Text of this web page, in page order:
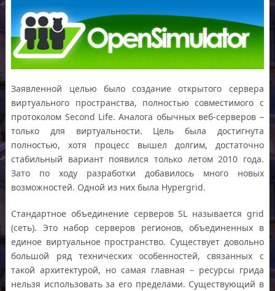
Заявленной целью было создание открытого сервера
виртуального пространства, полностью совместимого с
протоколом Second Life. Аналога обычных веб-серверов –
только для виртуальности. Цель была достигнута
полностью, хотя процесс вышел долгим, достаточно
стабильный вариант появился только летом 2010 года.
Зато по ходу разработки добавилось много новых
возможностей. Одной из них была Hypergrid.
Стандартное объединение серверов SL называется grid
(сеть). Это набор серверов регионов, объединенныx в
единое виртуальное пространство. Существует довольно
большой ряд технических особенностей, связанных с
такой архитектурой, но самая главная – ресурсы грида
нельзя использовать за его пределами. Существующий в